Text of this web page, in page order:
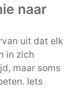
naar
uit dat elk
in zich
maar soms
Iets